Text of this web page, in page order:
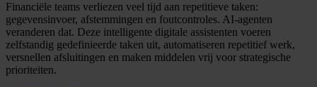
Financiële teams verliezen veel tijd aan repetitieve taken:
gegevensinvoer, afstemmingen en foutcontroles. AI-agenten
veranderen dat. Deze intelligente digitale assistenten voeren
zelfstandig gedefinieerde taken uit, automatiseren repetitief werk,
versnellen afsluitingen en maken middelen vrij voor strategische
prioriteiten.